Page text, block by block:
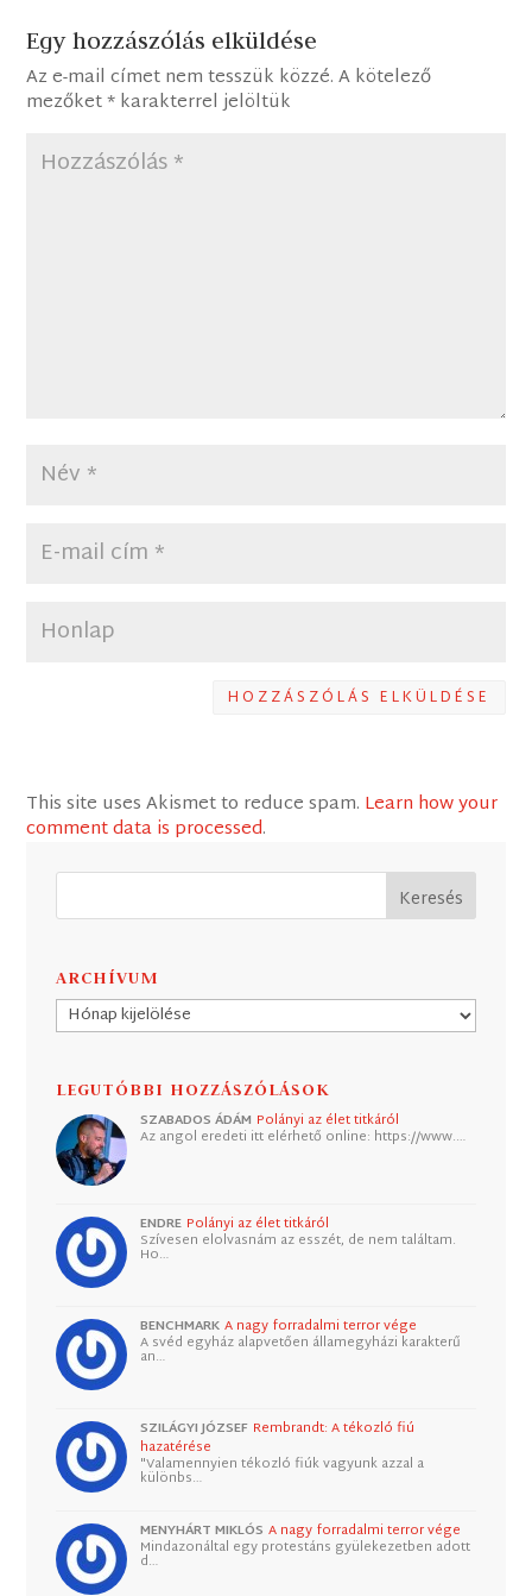
Egy hozzászólás elküldése
Az e-mail címet nem tesszük közzé. A kötelező
mezőket*karakterrel jelöltük
HOZZÁSZÓLÁS ELKÜLDÉSE
This site uses Akismet to reduce spam. Learn how your
comment data is processed.
ARCHÍVUM
Archívum
LEGUTÓBBI HOZZÁSZÓLÁSOK
SZABADOS ÁDÁM Polányi az élet titkáról
Az angol eredeti itt elérhető online: https://www.…
ENDRE Polányi az élet titkáról
Szívesen elolvasnám az esszét, de nem találtam.
Ho…
BENCHMARK A nagy forradalmi terror vége
A svéd egyház alapvetően államegyházi karakterű
an…
SZILÁGYI JÓZSEF Rembrandt: A tékozló fiú
hazatérése
"Valamennyien tékozló fiúk vagyunk azzal a
különbs…
MENYHÁRT MIKLÓS A nagy forradalmi terror vége
Mindazonáltal egy protestáns gyülekezetben adott
d…